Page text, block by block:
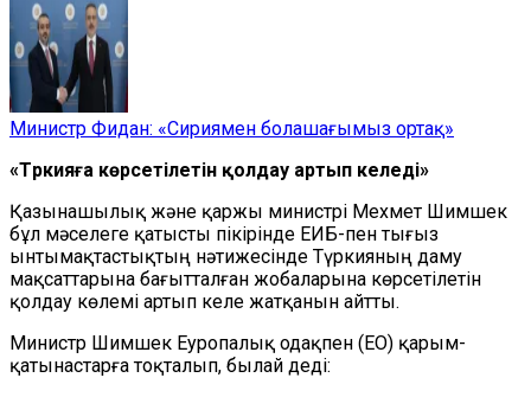
Министр Фидан: «Сириямен болашағымыз ортақ»
«Түркияға көрсетілетін қолдау артып келеді»
Қазынашылық және қаржы министрі Мехмет Шимшек
бұл мәселеге қатысты пікірінде ЕИБ-пен тығыз
ынтымақтастықтың нәтижесінде Түркияның даму
мақсаттарына бағытталған жобаларына көрсетілетін
қолдау көлемі артып келе жатқанын айтты.
Министр Шимшек Еуропалық одақпен (ЕО) қарым-
қатынастарға тоқталып, былай деді: